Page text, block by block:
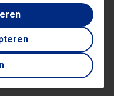
over
spreker
handvatten